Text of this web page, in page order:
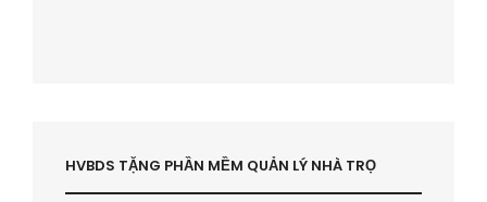
HVBDS TẶNG PHẦN MỀM QUẢN LÝ NHÀ TRỌ